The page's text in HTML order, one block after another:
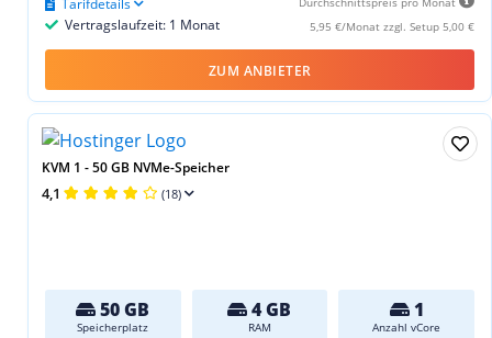
5,95 €/Monat zzgl. Setup 5,00 €
Vertragslaufzeit: 1 Monat
ZUM ANBIETER
KVM 1 - 50 GB NVMe-Speicher
4,1 (18)
50 GB
Speicherplatz
4 GB
RAM
1
Anzahl vCore